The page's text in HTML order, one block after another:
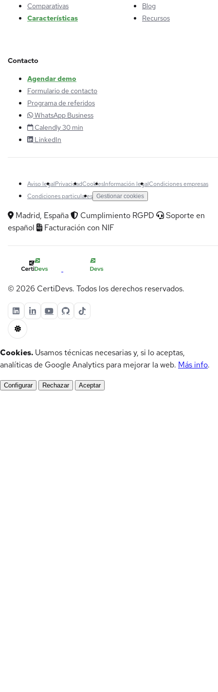
Comparativas
Características
Blog
Recursos
Contacto
Agendar demo
Formulario de contacto
Programa de referidos
WhatsApp Business
Calendly 30 min
LinkedIn
Aviso legalPrivacidadCookiesInformación legalCondiciones empresas
Condiciones particulares Gestionar cookies
Madrid, España Cumplimiento RGPD
Soporte en
español
Facturación con NIF
© 2026 CertiDevs. Todos los derechos reservados.
Cookies. Usamos técnicas necesarias y, si lo aceptas,
analíticas de Google Analytics para mejorar la web. Más info.
Configurar Rechazar Aceptar